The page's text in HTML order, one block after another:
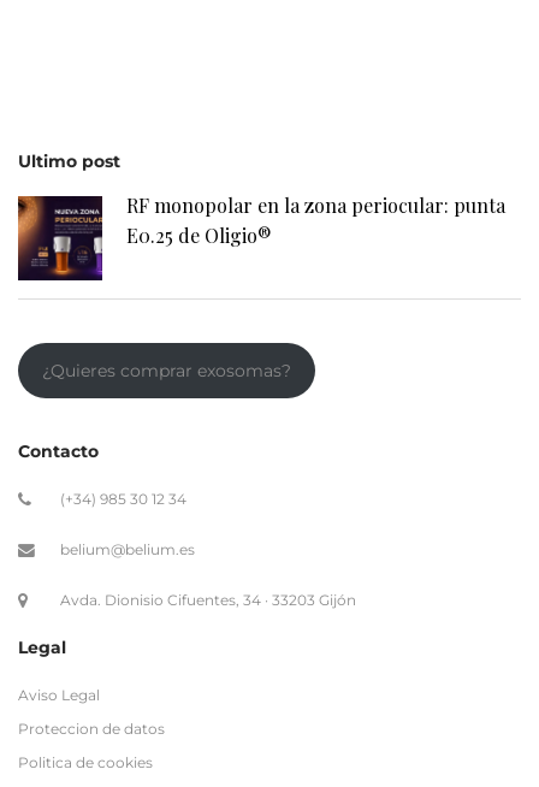
¿Quieres comprar exosomas?
(+34) 985 30 12 34
Proteccion de datos
Politica de cookies
Términos y condiciones de contratación